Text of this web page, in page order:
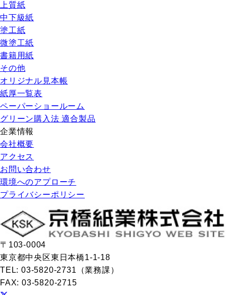
上質紙
中下級紙
塗工紙
微塗工紙
書籍用紙
その他
オリジナル見本帳
紙厚一覧表
ペーパーショールーム
グリーン購入法 適合製品
企業情報
会社概要
アクセス
お問い合わせ
環境へのアプローチ
プライバシーポリシー
〒103-0004
東京都中央区東日本橋1-1-18
TEL: 03-5820-2731（業務課）
FAX: 03-5820-2715